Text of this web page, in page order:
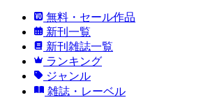
無料・セール作品
新刊一覧
新刊雑誌一覧
ランキング
ジャンル
雑誌・レーベル